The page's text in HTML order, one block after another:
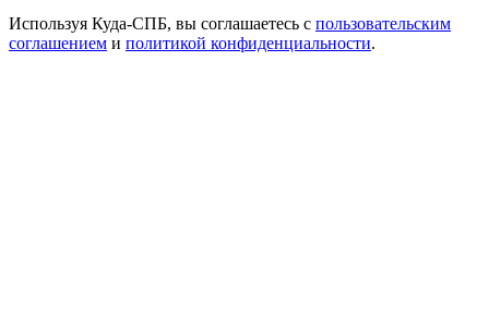
Используя Куда-СПБ, вы соглашаетесь с пользовательским
соглашением и политикой конфиденциальности.